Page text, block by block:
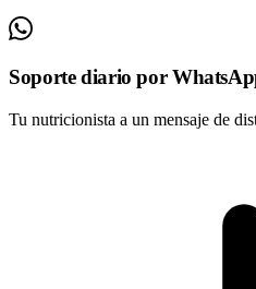
Soporte diario por
Tu nutricionista a un mensaje de